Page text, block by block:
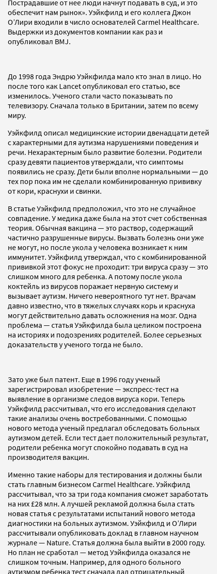
Пострадавшие от нее люди начнут подавать в суд, и это
обеспечит нам рынок». Уэйкфилд и его коллега Джон
О’Лири входили в число основателей Carmel Healthcare.
Выдержки из документов компании как раз и
опубликовал BMJ.
До 1998 года Эндрю Уэйкфилда мало кто знал в лицо. Но
после того как Lancet опубликовал его статью, все
изменилось. Ученого стали часто показывать по
телевизору. Сначала только в Британии, затем по всему
миру.
Уэйкфилд описал медицинские истории двенадцати детей
с характерными для аутизма нарушениями поведения и
речи. Нехарактерным было развитие болезни. Родители
сразу девяти пациентов утверждали, что симптомы
появились не сразу. Дети были вполне нормальными — до
тех пор пока им не сделали комбинированную прививку
от кори, краснухи и свинки.
В статье Уэйкфилд предположил, что это не случайное
совпадение. У медика даже была на этот счет собственная
теория. Обычная вакцина — это раствор, содержащий
частично разрушенные вирусы. Вызвать болезнь они уже
не могут, но после укола у человека возникает к ним
иммунитет. Уэйкфилд утверждал, что с комбинированной
прививкой этот фокус не проходит: три вируса сразу — это
слишком много для ребенка. А потому после укола
коктейль из вирусов поражает нервную систему и
вызывает аутизм. Ничего невероятного тут нет. Врачам
давно известно, что в тяжелых случаях корь и краснуха
могут действительно давать осложнения на мозг. Одна
проблема — статья Уэйкфилда была целиком построена
на историях и подозрениях родителей. Более серьезных
доказательств у ученого тогда не было.
Зато уже был патент. Еще в 1996 году ученый
зарегистрировал изобретение — экспресс-тест на
выявление в организме следов вируса кори. Теперь
Уэйкфилд рассчитывал, что его исследования сделают
такие анализы очень востребованными. С помощью
нового метода ученый предлагал обследовать больных
аутизмом детей. Если тест дает положительный результат,
родители ребенка могут спокойно подавать в суд на
производителя вакцин.
Именно такие наборы для тестирования и должны были
стать главным бизнесом Carmel Healthcare. Уэйкфилд
рассчитывал, что за три года компания сможет заработать
на них £28 млн. А лучшей рекламой должна была стать
новая статья с результатами испытаний нового метода
диагностики на больных аутизмом. Уэйкфилд и О’Лири
рассчитывали опубликовать доклад в главном научном
журнале — Nature. Статья должна была выйти в 2000 году.
Но план не сработал — метод Уэйкфилда оказался не
слишком точным. Например, для одного больного
аутизмом ребенка тест сначала дал отрицательный